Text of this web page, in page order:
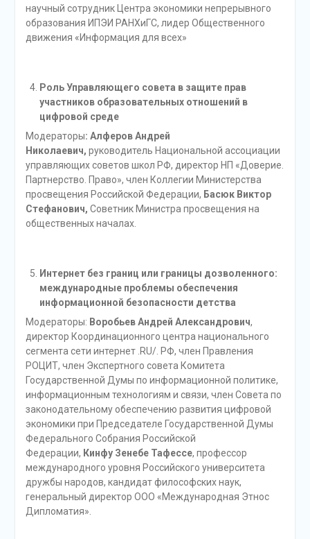
научный сотрудник Центра экономики непрерывного
образования ИПЭИ РАНХиГС, лидер Общественного
движения «Информация для всех»
Роль Управляющего совета в защите прав
участников образовательных отношений в
цифровой среде
Модераторы: Алферов Андрей
Николаевич, руководитель Национальной ассоциации
управляющих советов школ РФ, директор НП «Доверие.
Партнерство. Право», член Коллегии Министерства
просвещения Российской Федерации, Басюк Виктор
Стефанович, Советник Министра просвещения на
общественных началах.
Интернет без границ или границы дозволенного:
международные проблемы обеспечения
информационной безопасности детства
Модераторы: Воробьев Андрей Александрович,
директор Координационного центра национального
сегмента сети интернет .RU/. РФ, член Правления
РОЦИТ, член Экспертного совета Комитета
Государственной Думы по информационной политике,
информационным технологиям и связи, член Совета по
законодательному обеспечению развития цифровой
экономики при Председателе Государственной Думы
Федерального Собрания Российской
Федерации, Кинфу Зенебе Тафессе, профессор
международного уровня Российского университета
дружбы народов, кандидат философских наук,
генеральный директор ООО «Международная Этнос
Дипломатия».